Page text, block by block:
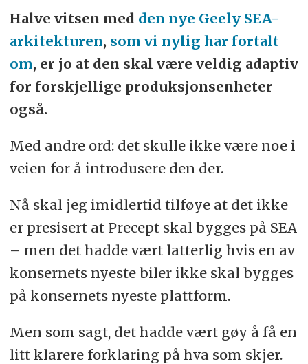
Halve vitsen med den nye Geely SEA-
arkitekturen, som vi nylig har fortalt
om, er jo at den skal være veldig adaptiv
for forskjellige produksjonsenheter
også.
Med andre ord: det skulle ikke være noe i
veien for å introdusere den der.
Nå skal jeg imidlertid tilføye at det ikke
er presisert at Precept skal bygges på SEA
– men det hadde vært latterlig hvis en av
konsernets nyeste biler ikke skal bygges
på konsernets nyeste plattform.
Men som sagt, det hadde vært gøy å få en
litt klarere forklaring på hva som skjer.